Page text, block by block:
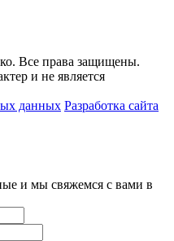
Все права защищены.
и не является
данных Разработка сайта
и мы свяжемся с вами в